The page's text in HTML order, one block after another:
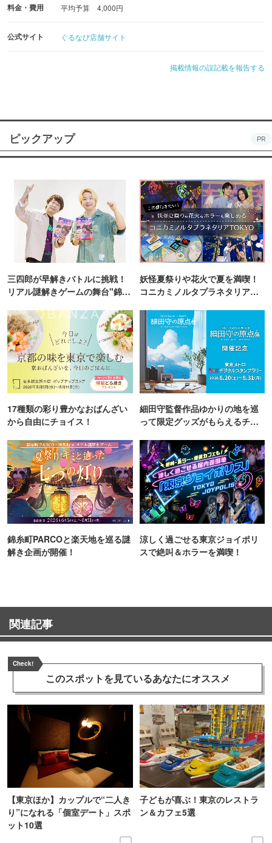
料金・費用 平均予算 4,000円
公式サイト ぐるなび店舗サイト
掲載情報の誤記載を報告する
ピックアップ PR
三四郎が早解きバトルに挑戦！
リアル謎解きゲームの舞台"錦糸
妖怪夏祭りや花火で夏を満喫！
コニカミノルタプラネタリア
17種類の彩り豊かなおばんざい
から自由にチョイス！
細田守監督作品ゆかりの地を巡
って限定グッズがもらえるチャ
錦糸町PARCOと楽天地を巡る謎
解き企画が開催！
涼しく過ごせる東京ジョイポリ
スで絶叫＆ホラーを満喫！
関連記事
Check!
このスポットを見ているあなたにオススメ
【東京ほか】カップルで“二人き
り”になれる「個室デート」スポ
ット10選
子どもが喜ぶ！東京のレストラ
ン＆カフェ5選